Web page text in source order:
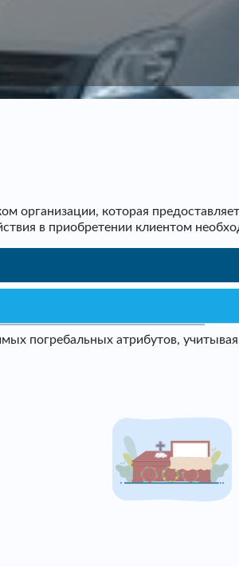
организации, которая
в приобретении клиентом
погребальных атрибутов,